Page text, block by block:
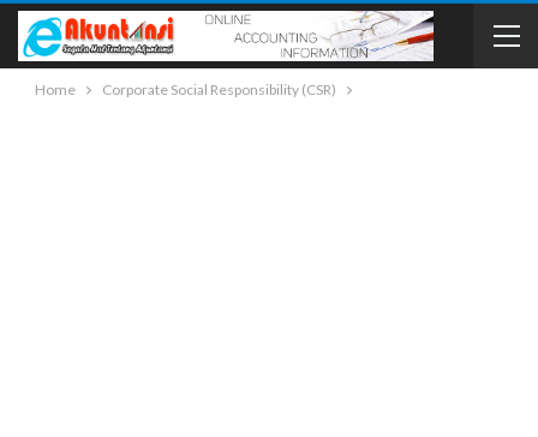
Home Corporate Social Responsibility (CSR)